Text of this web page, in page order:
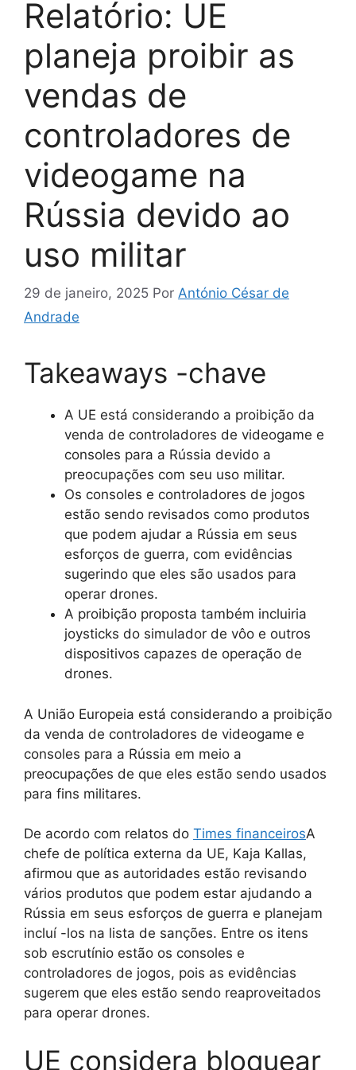
Relatório: UE
planeja proibir as
vendas de
controladores de
videogame na
Rússia devido ao
uso militar
29 de janeiro, 2025 Por António César de
Andrade
Takeaways -chave
A UE está considerando a proibição da
venda de controladores de videogame e
consoles para a Rússia devido a
preocupações com seu uso militar.
Os consoles e controladores de jogos
estão sendo revisados ​​como produtos
que podem ajudar a Rússia em seus
esforços de guerra, com evidências
sugerindo que eles são usados ​​para
operar drones.
A proibição proposta também incluiria
joysticks do simulador de vôo e outros
dispositivos capazes de operação de
drones.
A União Europeia está considerando a proibição
da venda de controladores de videogame e
consoles para a Rússia em meio a
preocupações de que eles estão sendo usados ​​
para fins militares.
De acordo com relatos do Times financeirosA
chefe de política externa da UE, Kaja Kallas,
afirmou que as autoridades estão revisando
vários produtos que podem estar ajudando a
Rússia em seus esforços de guerra e planejam
incluí -los na lista de sanções. Entre os itens
sob escrutínio estão os consoles e
controladores de jogos, pois as evidências
sugerem que eles estão sendo reaproveitados
para operar drones.
UE considera bloquear